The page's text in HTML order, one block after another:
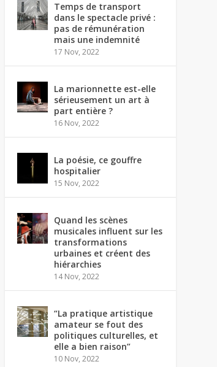
Temps de transport
dans le spectacle privé :
pas de rémunération
mais une indemnité
17 Nov, 2022
La marionnette est-elle
sérieusement un art à
part entière ?
16 Nov, 2022
La poésie, ce gouffre
hospitalier
15 Nov, 2022
Quand les scènes
musicales influent sur les
transformations
urbaines et créent des
hiérarchies
14 Nov, 2022
“La pratique artistique
amateur se fout des
politiques culturelles, et
elle a bien raison”
10 Nov, 2022